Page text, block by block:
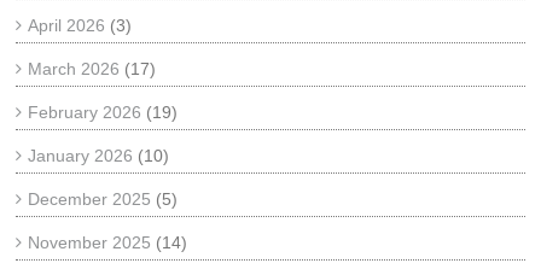
April 2026 (3)
March 2026 (17)
February 2026 (19)
January 2026 (10)
December 2025 (5)
November 2025 (14)